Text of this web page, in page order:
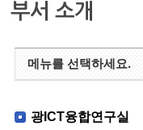
부서 소개
메뉴를 선택하세요.
광ICT융합연구실